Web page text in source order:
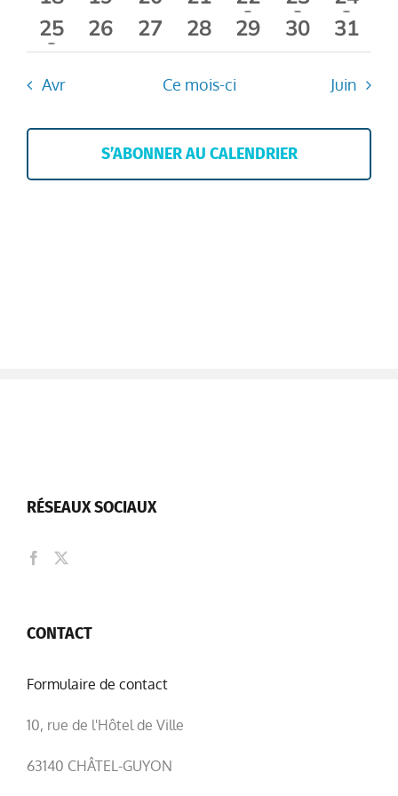
évènements
évènements
évènements
évènements
évènement
évènement
1
évènement
25
0
évènements
26
0
évènements
27
0
évènements
28
0
évènements
29
0
30
0
31
Avr Ce mois-ci Juin
S’ABONNER AU CALENDRIER
RÉSEAUX SOCIAUX
CONTACT
Formulaire de contact
10, rue de l'Hôtel de Ville
63140 CHÂTEL-GUYON